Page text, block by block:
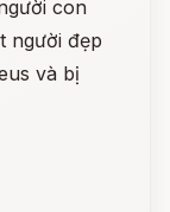
con
người đẹp
và bị